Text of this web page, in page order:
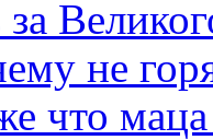
не
что маца